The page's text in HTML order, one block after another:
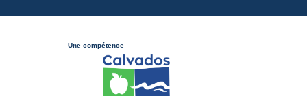
Une compétence